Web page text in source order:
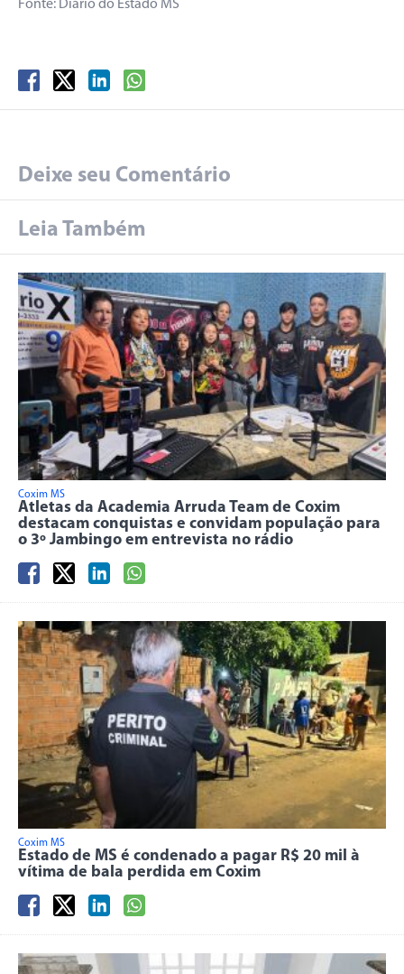
Fonte: Diário do Estado MS
Deixe seu Comentário
Leia Também
Coxim MS
Atletas da Academia Arruda Team de Coxim
destacam conquistas e convidam população para
o 3º Jambingo em entrevista no rádio
Coxim MS
Estado de MS é condenado a pagar R$ 20 mil à
vítima de bala perdida em Coxim